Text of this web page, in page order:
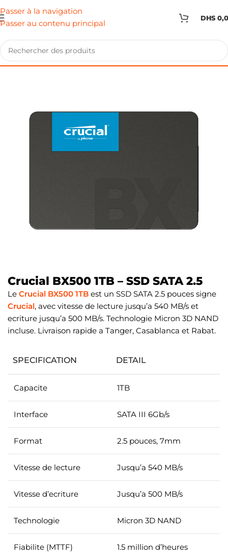
Passer à la navigation
Passer au contenu principal
DHS
Crucial BX500 1TB – SSD SATA 2.5
Le Crucial BX500 1TB est un SSD SATA 2.5 pouces signe
Crucial, avec vitesse de lecture jusqu’a 540 MB/s et
ecriture jusqu’a 500 MB/s. Technologie Micron 3D NAND
incluse. Livraison rapide a Tanger, Casablanca et Rabat.
SPECIFICATION DETAIL
Capacite 1TB
Interface SATA III 6Gb/s
Format 2.5 pouces, 7mm
Vitesse de lecture Jusqu’a 540 MB/s
Vitesse d’ecriture Jusqu’a 500 MB/s
Technologie Micron 3D NAND
Fiabilite (MTTF) 1.5 million d’heures